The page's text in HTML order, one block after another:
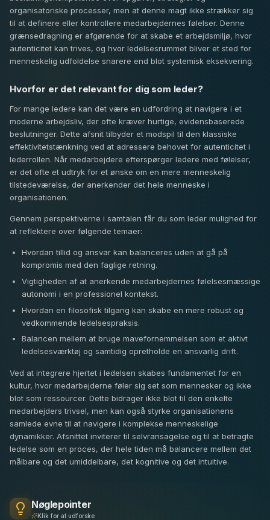
organisatoriske processer, men at denne magt ikke strækker sig
til at definere eller kontrollere medarbejdernes følelser. Denne
grænsedragning er afgørende for at skabe et arbejdsmiljø, hvor
autenticitet kan trives, og hvor ledelsesrummet bliver et sted for
menneskelig udfoldelse snarere end blot systemisk eksekvering.
Hvorfor er det relevant for dig som leder?
For mange ledere kan det være en udfordring at navigere i et
moderne arbejdsliv, der ofte kræver hurtige, evidensbaserede
beslutninger. Dette afsnit tilbyder et modspil til den klassiske
effektivitetstænkning ved at adressere behovet for autenticitet i
lederrollen. Når medarbejdere efterspørger ledere med følelser,
er det ofte et udtryk for et ønske om en mere menneskelig
tilstedeværelse, der anerkender det hele menneske i
organisationen.
Gennem perspektiverne i samtalen får du som leder mulighed for
at reflektere over følgende temaer:
Hvordan tillid og ansvar kan balanceres uden at gå på
kompromis med den faglige retning.
Vigtigheden af at anerkende medarbejdernes følelsesmæssige
autonomi i en professionel kontekst.
Hvordan en filosofisk tilgang kan skabe en mere robust og
vedkommende ledelsespraksis.
Balancen mellem at bruge mavefornemmelsen som et aktivt
ledelsesværktøj og samtidig opretholde en ansvarlig drift.
Ved at integrere hjertet i ledelsen skabes fundamentet for en
kultur, hvor medarbejderne føler sig set som mennesker og ikke
blot som ressourcer. Dette bidrager ikke blot til den enkelte
medarbejders trivsel, men kan også styrke organisationens
samlede evne til at navigere i komplekse menneskelige
dynamikker. Afsnittet inviterer til selvransagelse og til at betragte
ledelse som en proces, der hele tiden må balancere mellem det
målbare og det umiddelbare, det kognitive og det intuitive.
Nøglepointer
Klik for at udforske